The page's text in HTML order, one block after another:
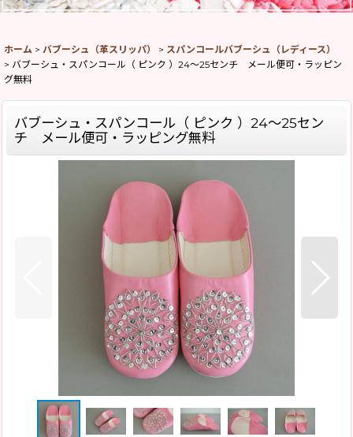
ホーム > バブーシュ（革スリッパ） > スパンコールバブーシュ（レディース）
> バブーシュ・スパンコール（ ピンク ）24〜25センチ メール便可・ラッピン
グ無料
バブーシュ・スパンコール（ ピンク ）24〜25セン
チ メール便可・ラッピング無料